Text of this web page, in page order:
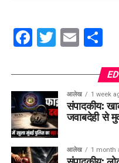
Facebook
Twitter
Email
आलेख 1 week
संपादकीय:
जवाबदेही से
आलेख 1 month